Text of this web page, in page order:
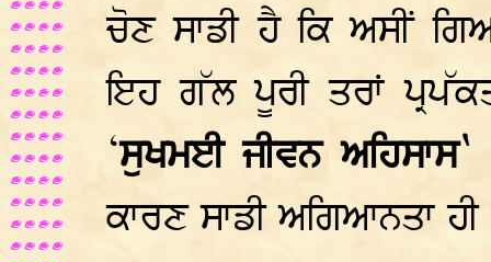
ਚੋਣ ਸਾਡੀ ਹੈ ਕਿ ਅਸੀਂ
ਇਹ ਗੱਲ ਪੂਰੀ ਤਰਾਂ
‘ਸੁਖਮਈ ਜੀਵਨ
ਕਾਰਣ ਸਾਡੀ ਅਗਿਆਨਤਾ